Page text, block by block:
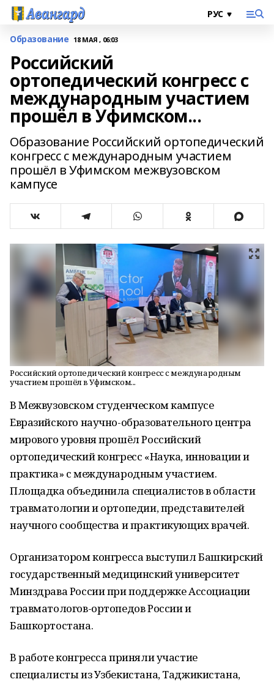
Образование 18 МАЯ , 06:03
Российский
ортопедический конгресс с
международным участием
прошёл в Уфимском...
Образование Российский ортопедический
конгресс с международным участием
прошёл в Уфимском межвузовском
кампусе
Российский ортопедический конгресс с международным
участием прошёл в Уфимском...
В Межвузовском студенческом кампусе
Евразийского научно-образовательного центра
мирового уровня прошёл Российский
ортопедический конгресс «Наука, инновации и
практика» с международным участием.
Площадка объединила специалистов в области
травматологии и ортопедии, представителей
научного сообщества и практикующих врачей.
Организатором конгресса выступил Башкирский
государственный медицинский университет
Минздрава России при поддержке Ассоциации
травматологов-ортопедов России и
Башкортостана.
В работе конгресса приняли участие
специалисты из Узбекистана, Таджикистана,